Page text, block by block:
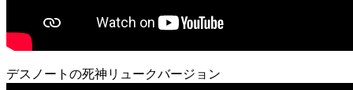
デスノートの死神リュークバージョン